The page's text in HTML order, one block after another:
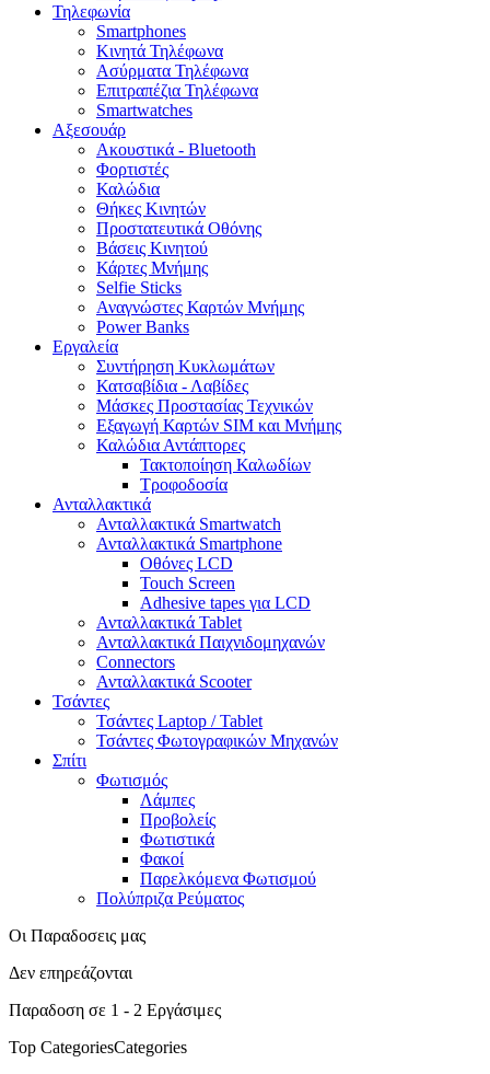
Τηλεφωνία
Smartphones
Κινητά Τηλέφωνα
Ασύρματα Τηλέφωνα
Επιτραπέζια Τηλέφωνα
Smartwatches
Αξεσουάρ
Ακουστικά - Bluetooth
Φορτιστές
Καλώδια
Θήκες Κινητών
Προστατευτικά Οθόνης
Βάσεις Κινητού
Κάρτες Μνήμης
Selfie Sticks
Αναγνώστες Καρτών Μνήμης
Power Banks
Εργαλεία
Συντήρηση Κυκλωμάτων
Κατσαβίδια - Λαβίδες
Μάσκες Προστασίας Τεχνικών
Εξαγωγή Καρτών SIM και Μνήμης
Καλώδια Αντάπτορες
Τακτοποίηση Καλωδίων
Τροφοδοσία
Ανταλλακτικά
Ανταλλακτικά Smartwatch
Ανταλλακτικά Smartphone
Οθόνες LCD
Touch Screen
Adhesive tapes για LCD
Ανταλλακτικά Tablet
Ανταλλακτικά Παιχνιδομηχανών
Connectors
Ανταλλακτικά Scooter
Τσάντες
Τσάντες Laptop / Tablet
Τσάντες Φωτoγραφικών Μηχανών
Σπίτι
Φωτισμός
Λάμπες
Προβολείς
Φωτιστικά
Φακοί
Παρελκόμενα Φωτισμού
Πολύπριζα Ρεύματος
Οι Παραδοσεις μας
Δεν επηρεάζονται
Παραδοση σε 1 - 2 Εργάσιμες
Top CategoriesCategories